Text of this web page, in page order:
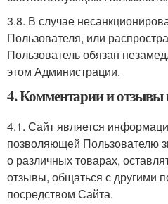
3.8. В случае
Пользователя, или
Пользователь обязан
этом Администрации.
4. Комментарии и отзывы
4.1. Сайт является
позволяющей Пользователю
о различных товарах,
отзывы, общаться с другими
посредством Сайта.